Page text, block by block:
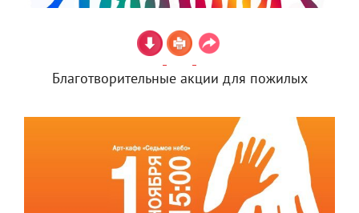
Благотворительные акции для пожилых